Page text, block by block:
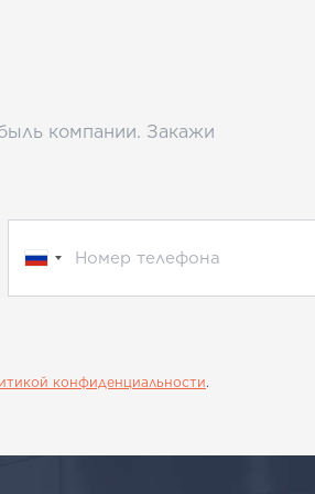
компании. Закажи
конфиденциальности.